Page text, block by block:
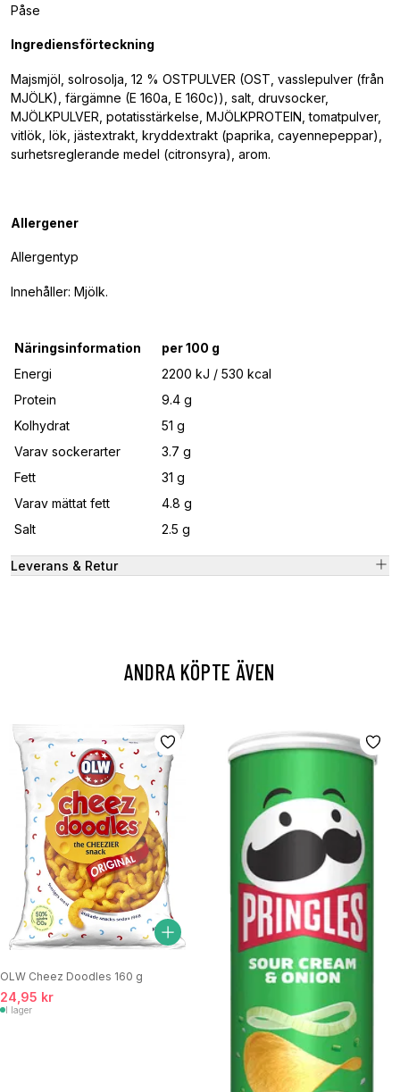
Påse
Ingrediensförteckning
Majsmjöl, solrosolja, 12 % OSTPULVER (OST, vasslepulver (från
MJÖLK), färgämne (E 160a, E 160c)), salt, druvsocker,
MJÖLKPULVER, potatisstärkelse, MJÖLKPROTEIN, tomatpulver,
vitlök, lök, jästextrakt, kryddextrakt (paprika, cayennepeppar),
surhetsreglerande medel (citronsyra), arom.
Allergener
Allergentyp
Innehåller: Mjölk.
Näringsinformation
per 100 g
Energi
2200 kJ / 530 kcal
Protein
9.4 g
Kolhydrat
51 g
Varav sockerarter
3.7 g
Fett
31 g
Varav mättat fett
4.8 g
Salt
2.5 g
Leverans & Retur
ANDRA KÖPTE ÄVEN
OLW Cheez Doodles 160 g
24,95 kr
I lager